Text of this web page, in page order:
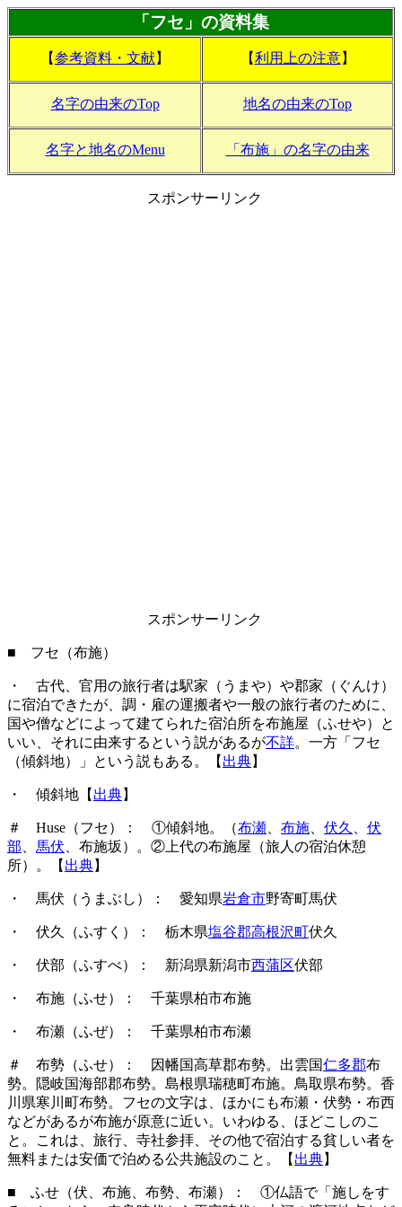
「フセ」の資料集
【参考資料・文献】 【利用上の注意】
名字の由来のTop 地名の由来のTop
名字と地名のMenu 「布施」の名字の由来
スポンサーリンク
スポンサーリンク
■ フセ（布施）
・ 古代、官用の旅行者は駅家（うまや）や郡家（ぐんけ）
に宿泊できたが、調・雇の運搬者や一般の旅行者のために、
国や僧などによって建てられた宿泊所を布施屋（ふせや）と
いい、それに由来するという説があるが不詳。一方「フセ
（傾斜地）」という説もある。【 出典】
・ 傾斜地【 出典】
＃ Huse（フセ）： ①傾斜地。（布瀬 布施 伏久
伏
部
馬伏 、布施坂）。②上代の布施屋（旅人の宿泊休憩
所）。【 出典】
・ 馬伏（うまぶし） ： 愛知県岩倉市野寄町馬伏
・ 伏久（ふすく） ： 栃木県塩谷郡高根沢町伏久
・ 伏部（ふすべ） ： 新潟県新潟市西蒲区伏部
・ 布施（ふせ） ： 千葉県柏市布施
・ 布瀬（ふぜ） ： 千葉県柏市布瀬
＃ 布勢（ふせ）： 因幡国高草郡布勢。出雲国仁多郡布
勢。隠岐国海部郡布勢。島根県瑞穂町布施。鳥取県布勢。香
川県寒川町布勢。フセの文字は、ほかにも布瀬・伏勢・布西
などがあるが布施が原意に近い。いわゆる、ほどこしのこ
と。これは、旅行、寺社参拝、その他で宿泊する貧しい者を
無料または安価で泊める公共施設のこと。【 出典】
■ ふせ（伏、布施、布勢、布瀬）： ①仏語で「施しをす